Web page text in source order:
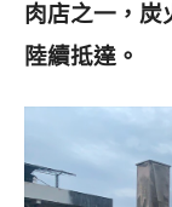
肉店之一，炭
陸續抵達。